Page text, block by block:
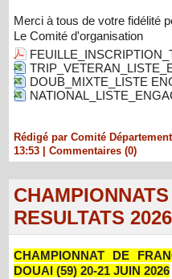
Merci à tous de votre fidélité
Le Comité d'organisation
DOUB_MIXTE_LISTE
Rédigé par Comité
13:53
Commentaires (0)
RESULTATS 2026
CHAMPIONNAT DE
DOUAI (59) 20-21 JUIN 2026